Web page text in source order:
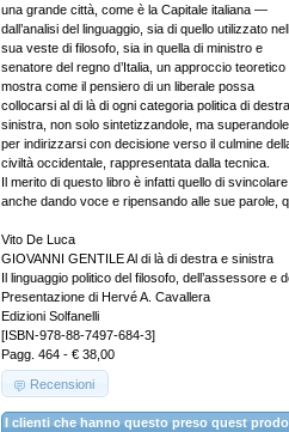
una grande città, come è la Capitale italiana —
dall’analisi del linguaggio, sia di quello utilizzato
sua veste di filosofo, sia in quella di ministro e
senatore del regno d’Italia, un approccio teoretico
mostra come il pensiero di un liberale possa
collocarsi al di là di ogni categoria politica di
sinistra, non solo sintetizzandole, ma superandole
per indirizzarsi con decisione verso il culmine
civiltà occidentale, rappresentata dalla tecnica.
Il merito di questo libro è infatti quello di
anche dando voce e ripensando alle sue parole,
Vito De Luca
GIOVANNI GENTILE Al di là di destra e sinistra
Il linguaggio politico del filosofo, dell’assessore e
Presentazione di Hervé A. Cavallera
Edizioni Solfanelli
[ISBN-978-88-7497-684-3]
Pagg. 464 - € 38,00
Recensioni
I clienti che hanno questo preso quest